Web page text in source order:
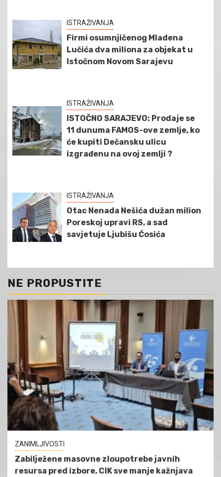
ISTRAŽIVANJA
Firmi osumnjičenog Mladena
Lučića dva miliona za objekat u
Istočnom Novom Sarajevu
ISTRAŽIVANJA
ISTOČNO SARAJEVO: Prodaje se
11 dunuma FAMOS-ove zemlje, ko
će kupiti Dečansku ulicu
izgrađenu na ovoj zemlji ?
ISTRAŽIVANJA
Otac Nenada Nešića dužan milion
Poreskoj upravi RS, a sad
savjetuje Ljubišu Ćosića
NE PROPUSTITE
ZANIMLJIVOSTI
Zabilježene masovne zloupotrebe javnih
resursa pred izbore, CIK sve manje kažnjava